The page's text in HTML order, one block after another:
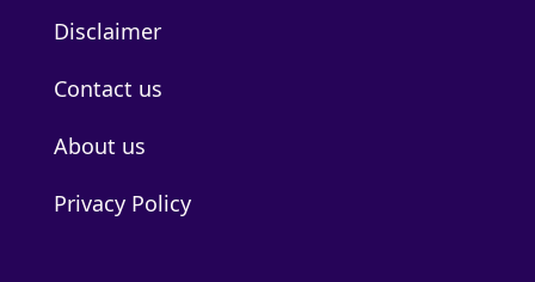
Disclaimer
Contact us
About us
Privacy Policy